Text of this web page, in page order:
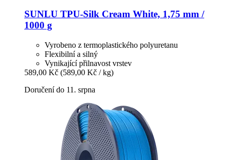
SUNLU TPU-​Silk Cream White, 1,75 mm /
1000 g
Vyrobeno z termoplastického polyuretanu
Flexibilní a silný
Vynikající přilnavost vrstev
589,00 Kč (589,00 Kč / kg)
Doručení do 11. srpna